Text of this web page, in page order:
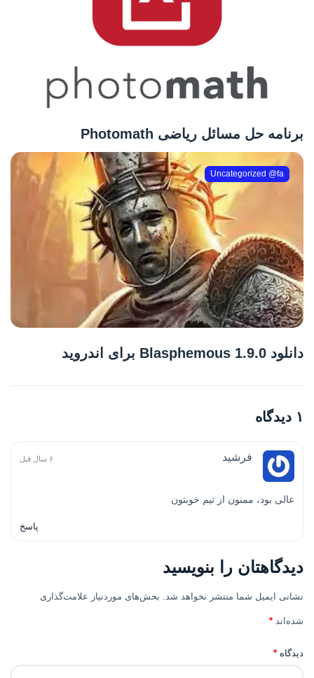
برنامه حل مسائل ریاضی Photomath
Uncategorized @fa
دانلود Blasphemous 1.9.0 برای اندروید
۱ دیدگاه
فرشید ۶ سال قبل
عالی بود، ممنون از تیم خوبتون
پاسخ
دیدگاهتان را بنویسید
نشانی ایمیل شما منتشر نخواهد شد. بخش‌های موردنیاز علامت‌گذاری
شده‌اند *
دیدگاه *